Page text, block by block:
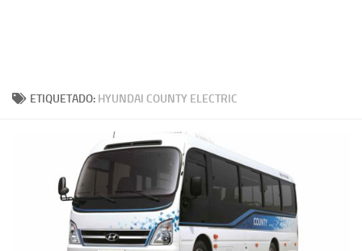
ETIQUETADO: HYUNDAI COUNTY ELECTRIC